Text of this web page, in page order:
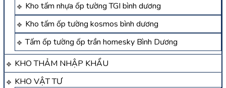
Kho tấm nhựa ốp tường TGI bình dương
Kho tấm ốp tường kosmos bình dương
Tấm ốp tường ốp trần homesky Bình Dương
KHO THẢM NHẬP KHẨU
KHO VẬT TƯ